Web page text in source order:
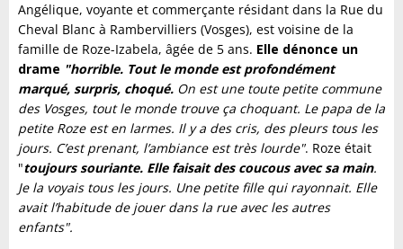
Angélique, voyante et commerçante résidant dans la Rue du
Cheval Blanc à Rambervilliers (Vosges), est voisine de la
famille de Roze-Izabela, âgée de 5 ans. Elle dénonce un
drame "horrible. Tout le monde est profondément
marqué, surpris, choqué. On est une toute petite commune
des Vosges, tout le monde trouve ça choquant. Le papa de la
petite Roze est en larmes. Il y a des cris, des pleurs tous les
jours. C’est prenant, l’ambiance est très lourde". Roze était
"toujours souriante. Elle faisait des coucous avec sa main.
Je la voyais tous les jours. Une petite fille qui rayonnait. Elle
avait l’habitude de jouer dans la rue avec les autres
enfants".